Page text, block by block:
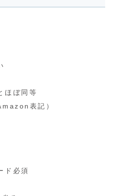
ほぼ同等
表記）
ド必須